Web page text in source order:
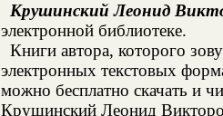
Крушинский Леонид
электронной библиотеке.
Книги автора, которого
электронных текстовых
можно бесплатно скачать и
Крушинский Леонид